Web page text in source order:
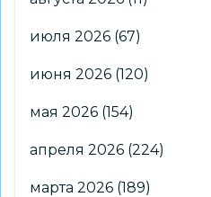
июля 2026 (67)
июня 2026 (120)
мая 2026 (154)
апреля 2026 (224)
марта 2026 (189)